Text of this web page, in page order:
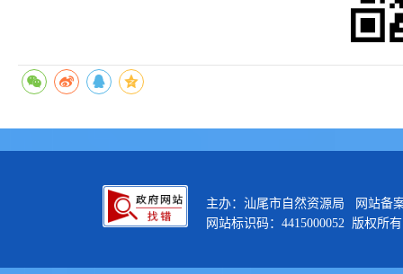
主办：汕尾市自然资源局 网站备
网站标识码：4415000052 版权所